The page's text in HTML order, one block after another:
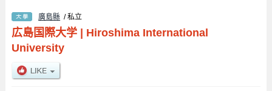
廣島縣 / 私立
広島国際大学| Hiroshima International
University